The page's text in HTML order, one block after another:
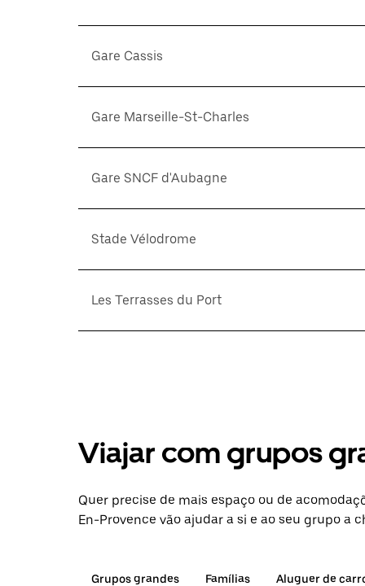
Gare Cassis
Gare Marseille-St-Charles
Gare SNCF d'Aubagne
Stade Vélodrome
Les Terrasses du Port
Viajar com grupos
Quer precise de mais espaço ou de
En-Provence vão ajudar a si e ao seu grupo a
Grupos grandes Famílias Aluguer de